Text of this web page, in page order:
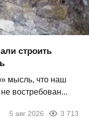
строить
мысль, что наш
востребован...
5 авг 2026 3 713